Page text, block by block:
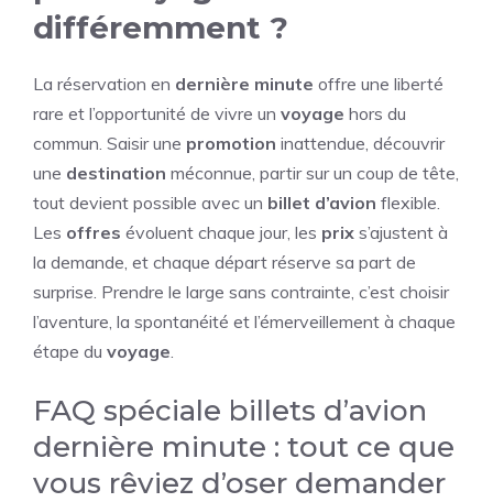
différemment ?
La réservation en dernière minute offre une liberté
rare et l’opportunité de vivre un voyage hors du
commun. Saisir une promotion inattendue, découvrir
une destination méconnue, partir sur un coup de tête,
tout devient possible avec un billet d’avion flexible.
Les offres évoluent chaque jour, les prix s’ajustent à
la demande, et chaque départ réserve sa part de
surprise. Prendre le large sans contrainte, c’est choisir
l’aventure, la spontanéité et l’émerveillement à chaque
étape du voyage
FAQ spéciale billets d’avion
dernière minute : tout ce que
vous rêviez d’oser demander